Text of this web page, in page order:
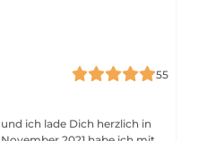
55
ich lade Dich herzlich in